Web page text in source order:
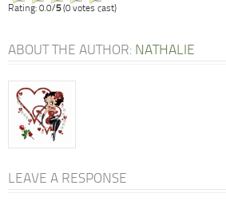
Rating: 0.0/5(0 votes cast)
ABOUT THE AUTHOR: NATHALIE
LEAVE A RESPONSE